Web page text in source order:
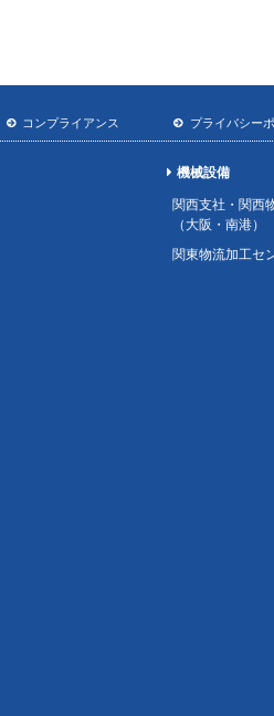
コンプライアンス プライバシー
機械設備
関西支社・関西
（大阪・南港）
関東物流加工セ